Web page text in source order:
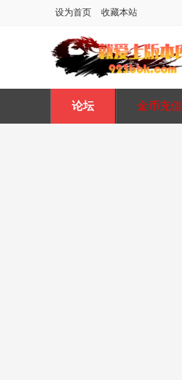
设为首页 收藏本站
论坛 金币充值